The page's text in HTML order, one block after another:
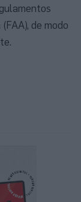
de modo